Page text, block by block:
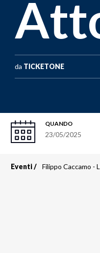
da TICKETONE
QUANDO
23/05/2025
Briciole
Eventi Filippo Caccamo -